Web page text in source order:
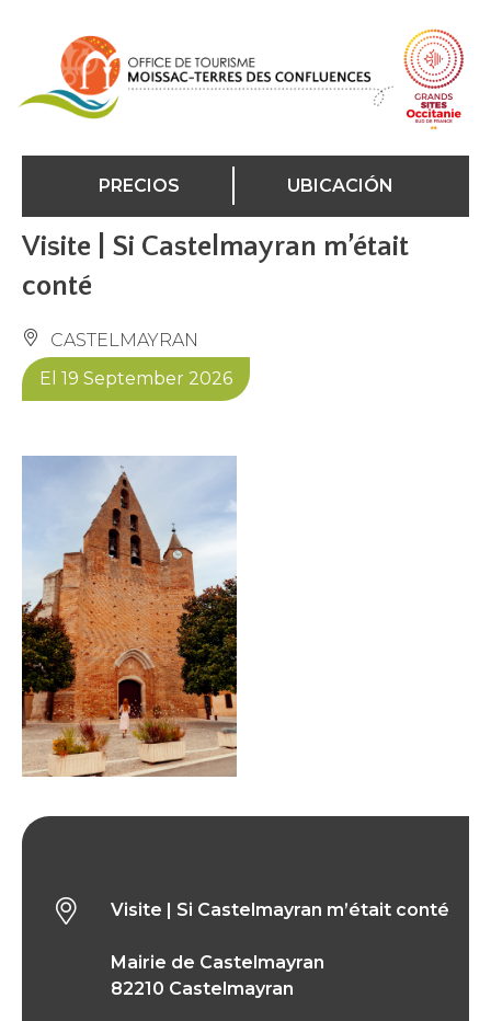
PRECIOS UBICACIÓN
Visite | Si Castelmayran m’était
conté
CASTELMAYRAN
El 19 September 2026
Visite | Si Castelmayran m’était conté
Mairie de Castelmayran
82210 Castelmayran